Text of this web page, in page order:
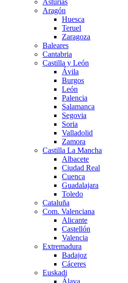
Aragón
Huesca
Teruel
Zaragoza
Baleares
Cantabria
Castilla y León
Ávila
Burgos
León
Palencia
Salamanca
Segovia
Soria
Valladolid
Zamora
Castilla La Mancha
Albacete
Ciudad Real
Cuenca
Guadalajara
Toledo
Cataluña
Com. Valenciana
Alicante
Castellón
Valencia
Extremadura
Badajoz
Cáceres
Euskadi
Álava